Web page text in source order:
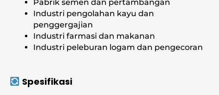
Pabrik semen dan pertambangan
Industri pengolahan kayu dan
penggergajian
Industri farmasi dan makanan
Industri peleburan logam dan pengecoran
Spesifikasi